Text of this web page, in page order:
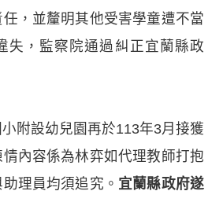
，並釐明其他受害學童遭不當
失，監察院通過糾正宜蘭縣政
附設幼兒園再於113年3月接獲
內容係為林弈如代理教師打抱
理員均須追究。 宜蘭縣政府遂